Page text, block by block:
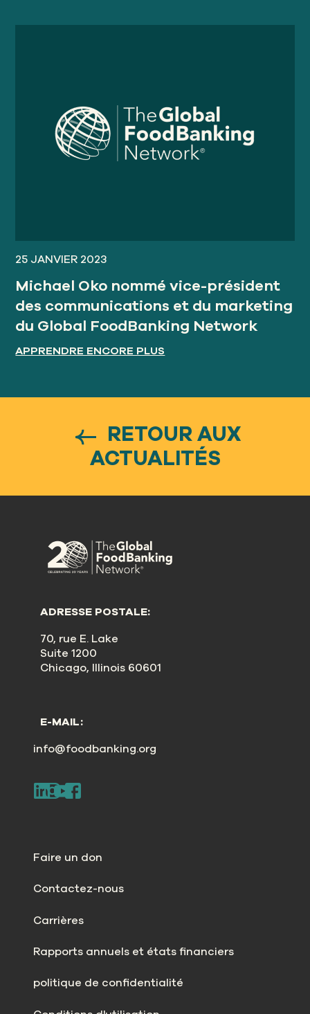
25 JANVIER 2023
Michael Oko nommé vice-président
des communications et du marketing
du Global FoodBanking Network
APPRENDRE ENCORE PLUS
RETOUR AUX
ACTUALITÉS
ADRESSE POSTALE:
70, rue E. Lake
Suite 1200
Chicago, Illinois 60601
E-MAIL:
info@foodbanking.org
Faire un don
Contactez-nous
Carrières
Rapports annuels et états financiers
politique de confidentialité